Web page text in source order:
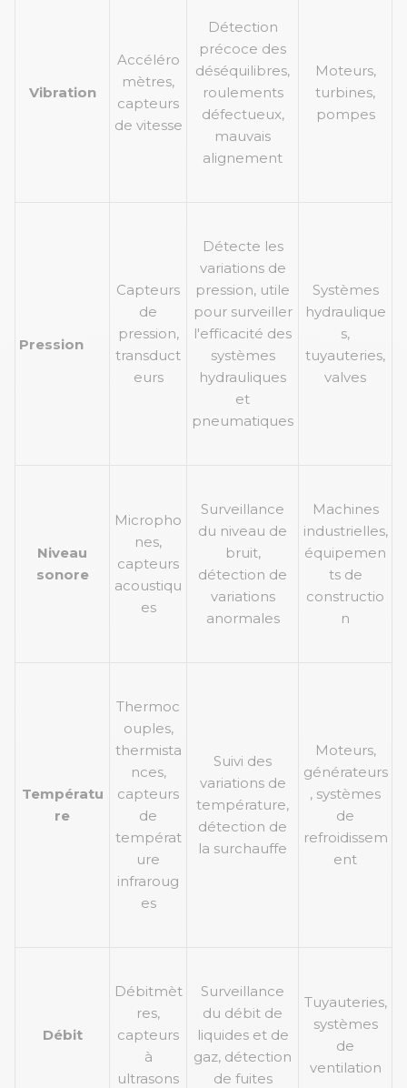
Vibration
Accéléro
mètres,
capteurs
de vitesse
Détection
précoce des
déséquilibres,
roulements
défectueux,
mauvais
alignement
Moteurs,
turbines,
pompes
Pression
Capteurs
de
pression,
transduct
eurs
Détecte les
variations de
pression, utile
pour surveiller
l'efficacité des
systèmes
hydrauliques
et
pneumatiques
Systèmes
hydraulique
s,
tuyauteries,
valves
Niveau
sonore
Micropho
nes,
capteurs
acoustiqu
es
Surveillance
du niveau de
bruit,
détection de
variations
anormales
Machines
industrielles,
équipemen
ts de
constructio
n
Températu
re
Thermoc
ouples,
thermista
nces,
capteurs
de
températ
ure
infraroug
es
Suivi des
variations de
température,
détection de
la surchauffe
Moteurs,
générateurs
, systèmes
de
refroidissem
ent
Débit
Débitmèt
res,
capteurs
à
ultrasons
Surveillance
du débit de
liquides et de
gaz, détection
de fuites
Tuyauteries,
systèmes
de
ventilation